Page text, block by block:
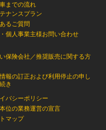
までの流れ
ナンスプラン
るご質問
個人事業主様お問い合わせ
保険会社／推奨販売に関する方
報の訂正および利用停止の申し
き
バシーポリシー
位の業務運営の宣言
マップ